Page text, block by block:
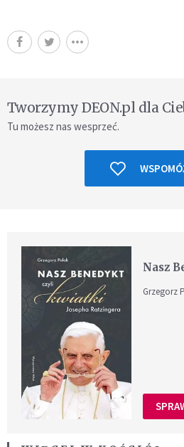
Tworzymy DEON.pl dla
Tu możesz nas wesprzeć.
Nasz
Grzegorz